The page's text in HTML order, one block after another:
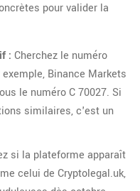
pour valider la
: Cherchez le numéro
Binance Markets
le numéro C 70027. Si
similaires, c'est un
si la plateforme apparaît
celui de Cryptolegal.uk,